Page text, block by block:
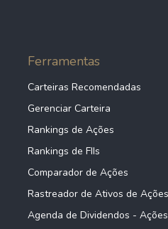
Ferramentas
Carteiras Recomendadas
Gerenciar Carteira
Rankings de Ações
Rankings de FIIs
Comparador de Ações
Rastreador de Ativos de Ações
Agenda de Dividendos - Ações